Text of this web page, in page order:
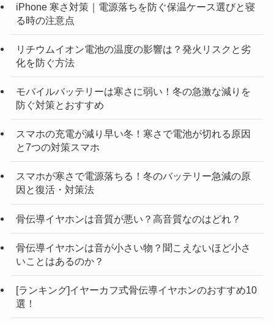
iPhone 寒さ対策｜電源落ちを防ぐ保温ケース選びと寝
る時の注意点
リチウムイオン電池の温度の影響は？発火リスクと劣
化を防ぐ方法
モバイルバッテリーは寒さに弱い！冬の急激な減りを
防ぐ対策とおすすめ
スマホの充電が減り早い冬！寒さで電池が切れる原因
と7つの対策スマホ
スマホが寒さで電源落ちる！冬のバッテリー急減の原
因と復活・対策法
骨伝導イヤホンは音質が悪い？高音質なのはどれ？
骨伝導イヤホンは音が小さい物？聞こえないほど小さ
いことはあるのか？
[ランキング]イヤーカフ式骨伝導イヤホンのおすすめ10
選！